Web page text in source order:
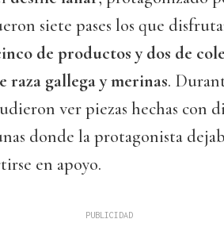
siete pases los que
de productos y dos de
raza gallega y merinas.
ver piezas hechas con
donde la protagonista
en apoyo.